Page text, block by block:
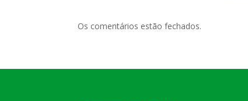
Os comentários estão fechados.